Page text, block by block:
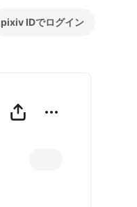
pixiv IDでログイン